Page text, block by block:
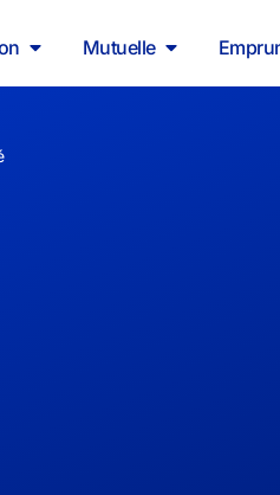
Mutuelle